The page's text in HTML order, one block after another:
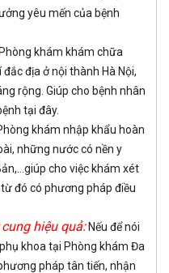
yêu mến của bệnh
khám khám chữa
địa ở nội thành Hà Nội,
rộng. Giúp cho bệnh nhân
tại đây.
khám nhập khẩu hoàn
những nước có nền y
cho việc khám xét
đó có phương pháp điều
hiệu quả:Nếu để nói
khoa tại Phòng khám Đa
pháp tân tiến, nhận